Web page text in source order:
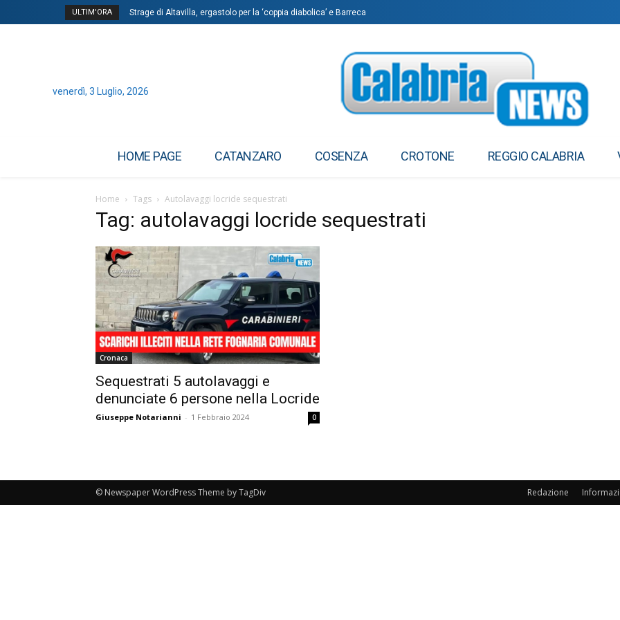
ULTIM'ORA Strage di Altavilla, ergastolo per la ‘coppia diabolica’ e Barreca
venerdì, 3 Luglio, 2026
HOME PAGE CATANZARO COSENZA CROTONE REGGIO CALABRIA
Home Tags Autolavaggi locride sequestrati
Tag: autolavaggi locride sequestrati
Cronaca
Sequestrati 5 autolavaggi e
denunciate 6 persone nella Locride
Giuseppe Notarianni - 1 Febbraio 2024 0
Redazione
© Newspaper WordPress Theme by TagDiv